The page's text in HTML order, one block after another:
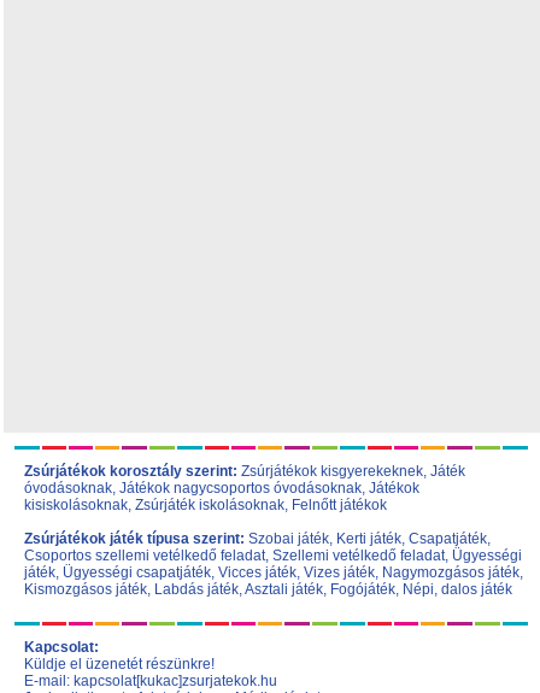
Zsúrjátékok korosztály szerint: Zsúrjátékok kisgyerekeknek, Játék
óvodásoknak, Játékok nagycsoportos óvodásoknak, Játékok
kisiskolásoknak, Zsúrjáték iskolásoknak, Felnőtt játékok
Zsúrjátékok játék típusa szerint: Szobai játék, Kerti játék, Csapatjáték,
Csoportos szellemi vetélkedő feladat, Szellemi vetélkedő feladat, Ügyességi
játék, Ügyességi csapatjáték, Vicces játék, Vizes játék, Nagymozgásos játék,
Kismozgásos játék, Labdás játék,Asztali játék, Fogójáték, Népi, dalos játék
Kapcsolat:
Küldje el üzenetét részünkre!
E-mail: kapcsolat[kukac]zsurjatekok.hu